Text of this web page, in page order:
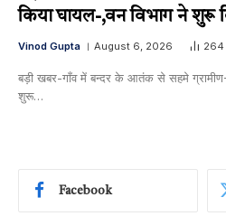
किया घायल-,वन विभाग ने शुरू
Vinod Gupta August 6, 2026 264
बड़ी खबर-गाँव में बन्दर के आतंक से सहमे
शुरू…
Facebook